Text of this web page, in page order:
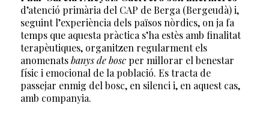
d’atenció primària del CAP de Berga (Bergeudà) i,
seguint l’experiència dels països nòrdics, on ja fa
temps que aquesta pràctica s’ha estès amb finalitat
terapèutiques, organitzen regularment els
anomenatsbanys de boscper millorar el benestar
físic i emocional de la població. Es tracta de
passejar enmig del bosc, en silenci i, en aquest cas,
amb companyia.